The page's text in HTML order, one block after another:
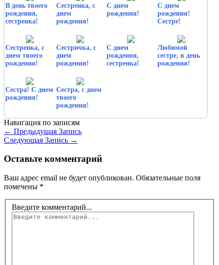
В день твоего
рождения,
сестренка!
Сестренка, с
днем
рождения!
С днем
рождения!
С днем
рождения!
Сестре!
Сестренка, с
днем твоего
рождения!
Сестричка, с
днем
рождения!
С днем
рождения,
сестренка!
Любимой
сестре, в день
рождения!
Сестра! С днем
рождения!
Сестра, с днем
твоего
рождения!
Навигация по записям
← Предыдущая Запись
Следующая Запись →
Оставьте комментарий
Ваш адрес email не будет опубликован. Обязательные поля
помечены *
Введите комментарий...